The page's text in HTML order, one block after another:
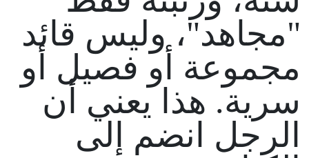
"مجاهد"، وليس قائد
مجموعة أو فصيل أو
سرية. هذا يعني أن
الرجل انضم إلى